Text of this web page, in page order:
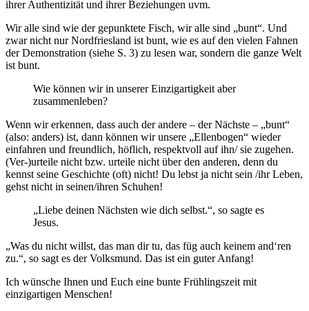
ihrer Authentizität und ihrer Beziehungen uvm.
Wir alle sind wie der gepunktete Fisch, wir alle sind „bunt“. Und
zwar nicht nur Nordfriesland ist bunt, wie es auf den vielen Fahnen
der Demonstration (siehe S. 3) zu lesen war, sondern die ganze Welt
ist bunt.
Wie können wir in unserer Einzigartigkeit aber
zusammenleben?
Wenn wir erkennen, dass auch der andere – der Nächste – „bunt“
(also: anders) ist, dann können wir unsere „Ellenbogen“ wieder
einfahren und freundlich, höflich, respektvoll auf ihn/ sie zugehen.
(Ver-)urteile nicht bzw. urteile nicht über den anderen, denn du
kennst seine Geschichte (oft) nicht! Du lebst ja nicht sein /ihr Leben,
gehst nicht in seinen/ihren Schuhen!
„Liebe deinen Nächsten wie dich selbst.“, so sagte es
Jesus.
„Was du nicht willst, das man dir tu, das füg auch keinem and‘ren
zu.“, so sagt es der Volksmund. Das ist ein guter Anfang!
Ich wünsche Ihnen und Euch eine bunte Frühlingszeit mit
einzigartigen Menschen!